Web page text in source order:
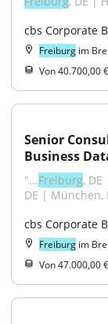
cbs Corporate
Freiburg im
Von 40.700,00
Senior
Business
"...Freiburg,
DE | München,
cbs Corporate
Freiburg im
Von 47.000,00